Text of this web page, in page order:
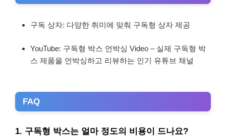
구독 상자: 다양한 취미에 맞춰 구독형 상자 제공
YouTube: 구독형 박스 언박싱 Video – 실제 구독형 박
스 제품을 언박싱하고 리뷰하는 인기 유튜브 채널
FAQ
1. 구독형 박스는 얼마 정도의 비용이 드나요?